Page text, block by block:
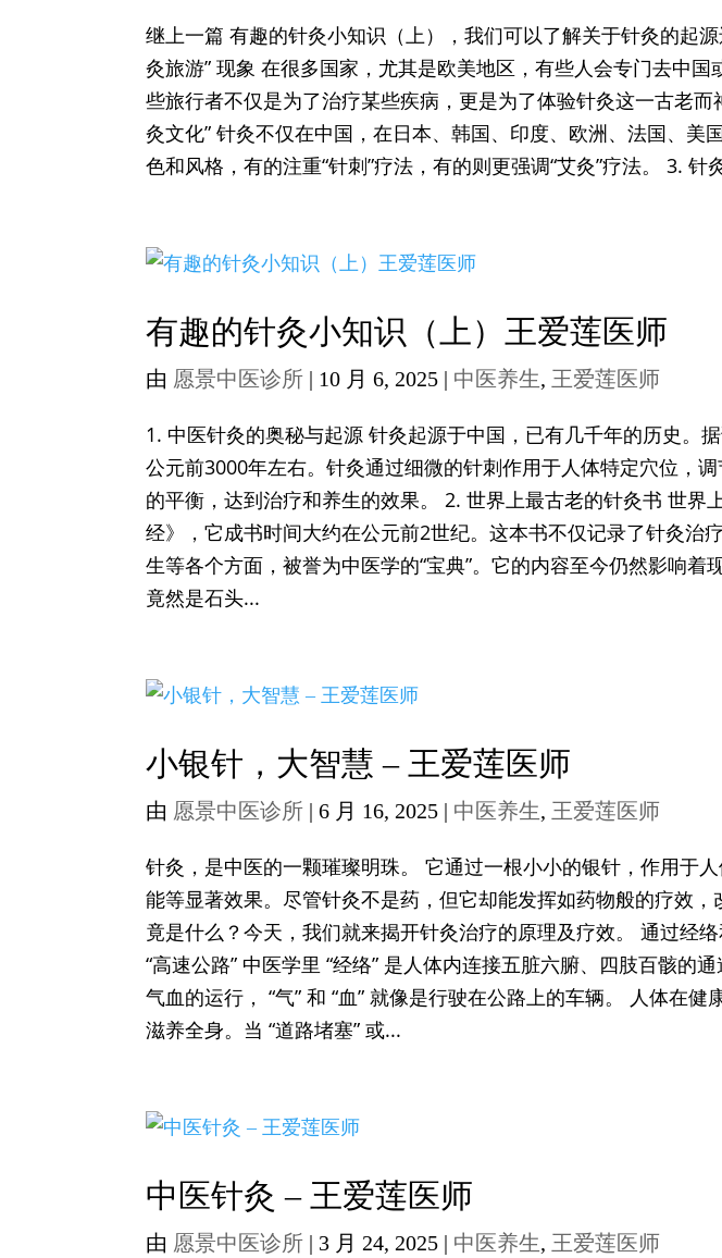
继上一篇 有趣的针灸小知识（上），我们可以了解关于针灸的起
灸旅游” 现象 在很多国家，尤其是欧美地区，有些人会专门去中国
些旅行者不仅是为了治疗某些疾病，更是为了体验针灸这一古老
灸文化” 针灸不仅在中国，在日本、韩国、印度、欧洲、法国、美
色和风格，有的注重“针刺”疗法，有的则更强调“艾灸”疗法。 3. 针
有趣的针灸小知识（上）王爱莲医师
由 愿景中医诊所 | 10 月 6, 2025 | 中医养生, 王爱莲医师
1. 中医针灸的奥秘与起源 针灸起源于中国，已有几千年的历史。
公元前3000年左右。针灸通过细微的针刺作用于人体特定穴位，
的平衡，达到治疗和养生的效果。 2. 世界上最古老的针灸书 世界
经》，它成书时间大约在公元前2世纪。这本书不仅记录了针灸治
生等各个方面，被誉为中医学的“宝典”。它的内容至今仍然影响着
竟然是石头...
小银针，大智慧 – 王爱莲医师
由 愿景中医诊所 |6 月 16, 2025 | 中医养生, 王爱莲医师
针灸，是中医的一颗璀璨明珠。 它通过一根小小的银针，作用于
能等显著效果。尽管针灸不是药，但它却能发挥如药物般的疗效
竟是什么？今天，我们就来揭开针灸治疗的原理及疗效。 通过经
“高速公路” 中医学里 “经络” 是人体内连接五脏六腑、四肢百骸的
气血的运行， “气” 和 “血” 就像是行驶在公路上的车辆。 人体在健
滋养全身。当 “道路堵塞” 或...
中医针灸 – 王爱莲医师
由 愿景中医诊所 | 3 月 24, 2025 | 中医养生, 王爱莲医师